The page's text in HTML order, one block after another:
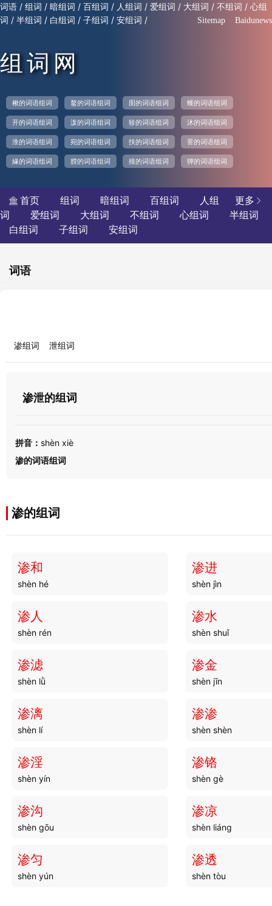
词语 / 组词 / 暗组词 / 百组词 / 人组词 / 爱组词 / 大组词 / 不组词 / 心组
词 / 半组词 / 白组词 / 子组词 / 安组词 / Sitemap Baidunews
组词网
楸的词语组词 鳌的词语组词 囹的词语组词 蠖的词语组词
开的词语组词 泼的词语组词 轸的词语组词 沐的词语组词
淮的词语组词 宛的词语组词 扶的词语组词 詈的词语组词
緣的词语组词 膛的词语组词 殖的词语组词 狎的词语组词
更多 
 首页 组词 暗组词 百组词
人组
词
爱组词 大组词 不组词 心组词
半组词
白组词
子组词 安组词
词语
渗组词 泄组词
渗泄的组词
拼音： shèn xiè
渗的词语组词
渗的组词
渗和
shèn hé
渗进
shèn jìn
渗人
shèn rén
渗水
shèn shuǐ
渗滤
shèn lǜ
渗金
shèn jīn
渗漓
shèn lí
渗渗
shèn shèn
渗淫
shèn yín
渗铬
shèn gè
渗沟
shèn gōu
渗凉
shèn liáng
渗匀
shèn yún
渗透
shèn tòu